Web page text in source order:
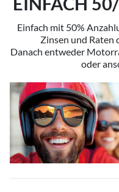
Einfach mit 50%
Zinsen und Raten
Danach entweder
oder